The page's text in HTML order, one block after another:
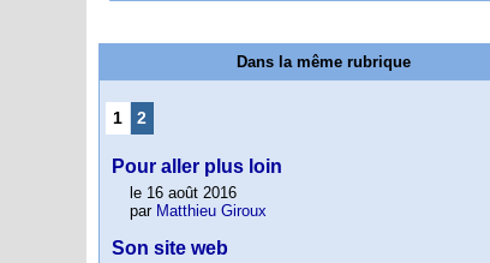
Dans la même rubrique
1 2
Pour aller plus loin
le 16 août 2016
par Matthieu Giroux
Son site web